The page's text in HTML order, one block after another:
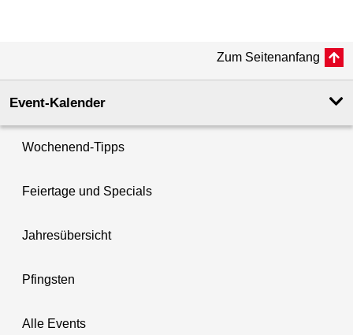
Zum Seitenanfang
Event-Kalender
Wochenend-Tipps
Feiertage und Specials
Jahresübersicht
Pfingsten
Alle Events